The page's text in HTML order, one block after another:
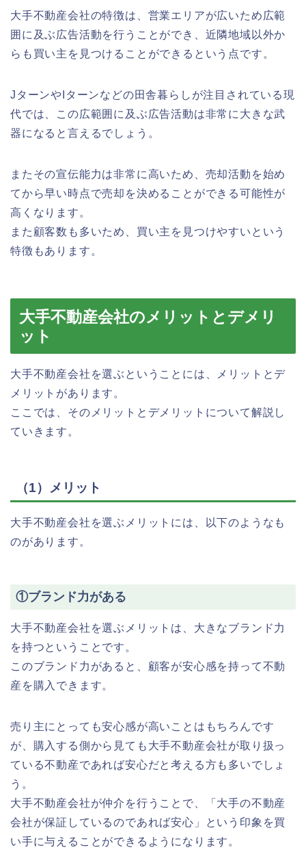
大手不動産会社の特徴は、営業エリアが広いため広範
囲に及ぶ広告活動を行うことができ、近隣地域以外か
らも買い主を見つけることができるという点です。
JターンやIターンなどの田舎暮らしが注目されている現
代では、この広範囲に及ぶ広告活動は非常に大きな武
器になると言えるでしょう。
またその宣伝能力は非常に高いため、売却活動を始め
てから早い時点で売却を決めることができる可能性が
高くなります。
また顧客数も多いため、買い主を見つけやすいという
特徴もあります。
大手不動産会社のメリットとデメリ
ット
大手不動産会社を選ぶということには、メリットとデ
メリットがあります。
ここでは、そのメリットとデメリットについて解説し
ていきます。
（1）メリット
大手不動産会社を選ぶメリットには、以下のようなも
のがあります。
①ブランド力がある
大手不動産会社を選ぶメリットは、大きなブランド力
を持つということです。
このブランド力があると、顧客が安心感を持って不動
産を購入できます。
売り主にとっても安心感が高いことはもちろんです
が、購入する側から見ても大手不動産会社が取り扱っ
ている不動産であれば安心だと考える方も多いでしょ
う。
大手不動産会社が仲介を行うことで、「大手の不動産
会社が保証しているのであれば安心」という印象を買
い手に与えることができるようになります。